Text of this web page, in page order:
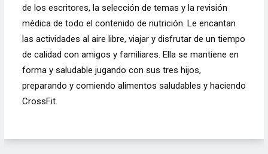
de los escritores, la selección de temas y la revisión
médica de todo el contenido de nutrición. Le encantan
las actividades al aire libre, viajar y disfrutar de un tiempo
de calidad con amigos y familiares. Ella se mantiene en
forma y saludable jugando con sus tres hijos,
preparando y comiendo alimentos saludables y haciendo
CrossFit.